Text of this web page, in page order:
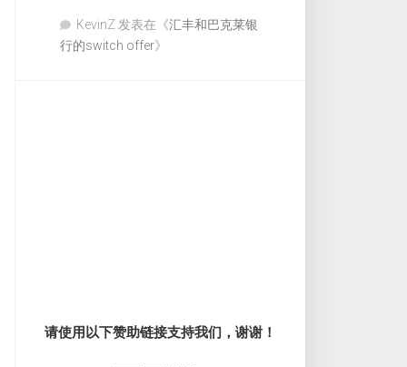
KevinZ 发表在《汇丰和巴克莱银
行的switch offer》
请使用以下赞助链接支持我们，谢谢！